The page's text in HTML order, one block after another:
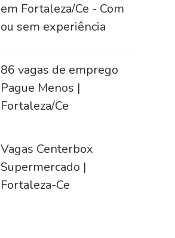
em Fortaleza/Ce - Com
ou sem experiência
86 vagas de emprego
Pague Menos |
Fortaleza/Ce
Vagas Centerbox
Supermercado |
Fortaleza-Ce